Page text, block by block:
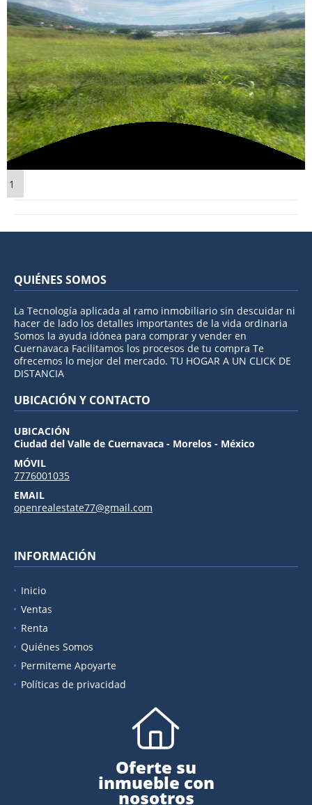
1
QUIÉNES SOMOS
La Tecnología aplicada al ramo inmobiliario sin descuidar ni
hacer de lado los detalles importantes de la vida ordinaria
Somos la ayuda idónea para comprar y vender en
Cuernavaca Facilitamos los procesos de tu compra Te
ofrecemos lo mejor del mercado. TU HOGAR A UN CLICK DE
DISTANCIA
UBICACIÓN Y CONTACTO
UBICACIÓN
Ciudad del Valle de Cuernavaca - Morelos - México
MÓVIL
7776001035
EMAIL
openrealestate77@gmail.com
INFORMACIÓN
Inicio
Ventas
Renta
Quiénes Somos
Permiteme Apoyarte
Políticas de privacidad
Oferte su
inmueble con
nosotros